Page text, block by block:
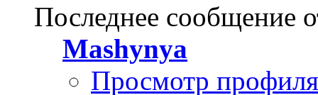
Последнее сообщение
Mashynya
Просмотр профиля